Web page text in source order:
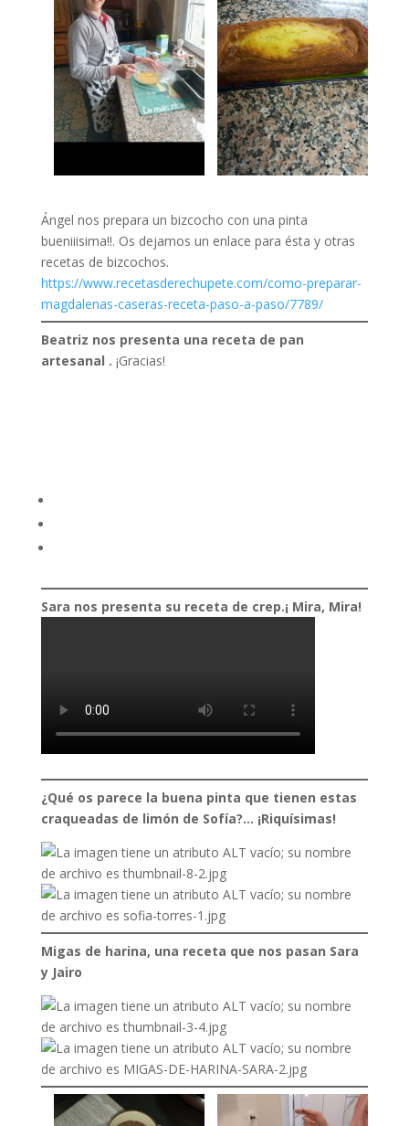
Ángel nos prepara un bizcocho con una pinta
bueniiisima!!. Os dejamos un enlace para ésta y otras
recetas de bizcochos.
https://www.recetasderechupete.com/como-preparar-
magdalenas-caseras-receta-paso-a-paso/7789/
Beatriz nos presenta una receta de pan
artesanal . ¡Gracias!
Sara nos presenta su receta de crep.¡ Mira, Mira!
¿Qué os parece la buena pinta que tienen estas
craqueadas de limón de Sofía?… ¡Riquísimas!
Migas de harina, una receta que nos pasan Sara
y Jairo